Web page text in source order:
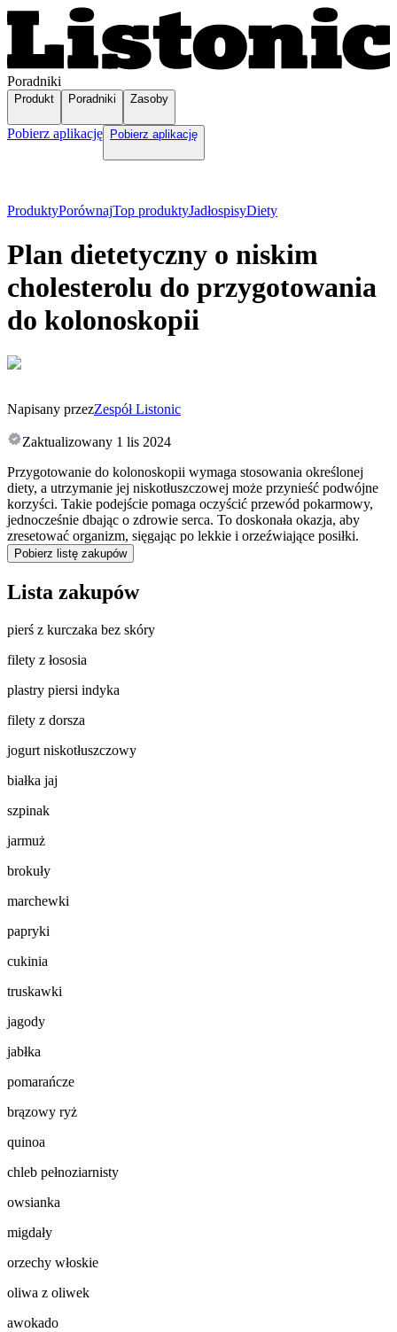
Poradniki
Produkt Poradniki Zasoby
Pobierz aplikację Pobierz aplikację
ProduktyPorównajTop produktyJadłospisyDiety
Plan dietetyczny o niskim
cholesterolu do przygotowania
do kolonoskopii
Napisany przezZespół Listonic
Zaktualizowany 1 lis 2024
Przygotowanie do kolonoskopii wymaga stosowania określonej
diety, a utrzymanie jej niskotłuszczowej może przynieść podwójne
korzyści. Takie podejście pomaga oczyścić przewód pokarmowy,
jednocześnie dbając o zdrowie serca. To doskonała okazja, aby
zresetować organizm, sięgając po lekkie i orzeźwiające posiłki.
Pobierz listę zakupów
Lista zakupów
pierś z kurczaka bez skóry
filety z łososia
plastry piersi indyka
filety z dorsza
jogurt niskotłuszczowy
białka jaj
szpinak
jarmuż
brokuły
marchewki
papryki
cukinia
truskawki
jagody
jabłka
pomarańcze
brązowy ryż
quinoa
chleb pełnoziarnisty
owsianka
migdały
orzechy włoskie
oliwa z oliwek
awokado